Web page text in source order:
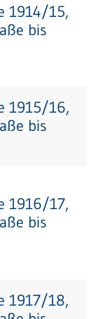
1914/15,
bis
1915/16,
bis
1916/17,
bis
1917/18,